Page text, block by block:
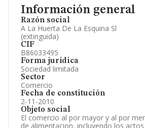
Información general
Razón social
A La Huerta De La Esquina Sl
(extinguida)
CIF
B86033495
Forma jurídica
Sociedad limitada
Sector
Comercio
Fecha de constitución
2-11-2010
Objeto social
El comercio al por mayor y al por
de alimentacion, incluyendo los
Información oficial y registral